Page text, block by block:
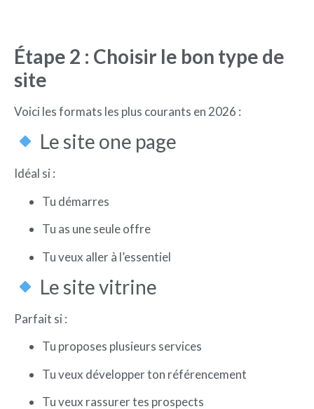
Étape 2 : Choisir le bon type de
site
Voici les formats les plus courants en 2026 :
Le site one page
Idéal si :
Tu démarres
Tu as une seule offre
Tu veux aller à l’essentiel
Le site vitrine
Parfait si :
Tu proposes plusieurs services
Tu veux développer ton référencement
Tu veux rassurer tes prospects